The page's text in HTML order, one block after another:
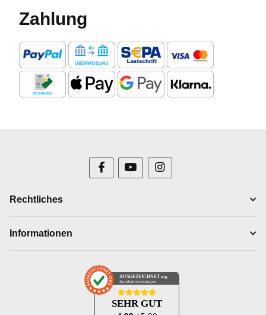
Zahlung
Rechtliches
Informationen
AUSGEZEICHNET .org
Kundenbewertungen
SEHR GUT